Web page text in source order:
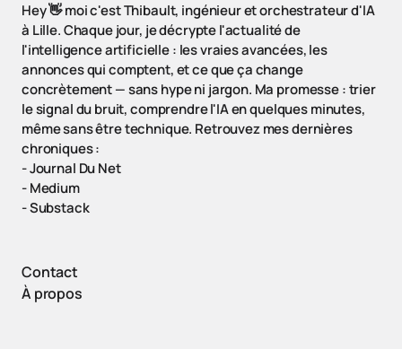
Hey 👋 moi c'est Thibault, ingénieur et orchestrateur d'IA
à Lille. Chaque jour, je décrypte l'actualité de
l'intelligence artificielle : les vraies avancées, les
annonces qui comptent, et ce que ça change
concrètement — sans hype ni jargon. Ma promesse : trier
le signal du bruit, comprendre l'IA en quelques minutes,
même sans être technique. Retrouvez mes dernières
chroniques :
-Journal Du Net
-Medium
-Substack
Contact
À propos